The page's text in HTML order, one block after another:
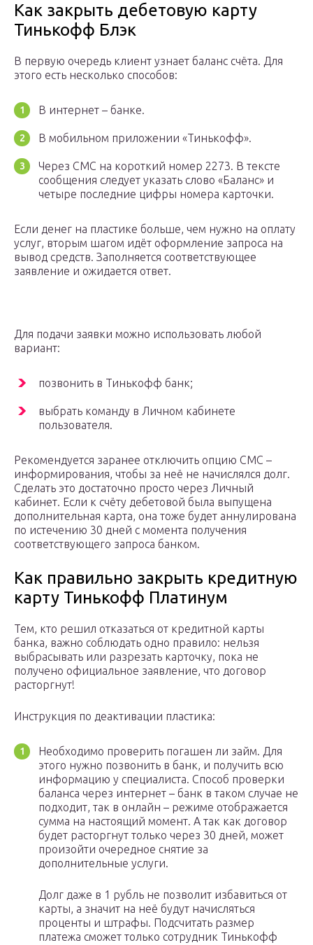
Как закрыть дебетовую карту
Тинькофф Блэк
В первую очередь клиент узнает баланс счёта. Для
этого есть несколько способов:
В интернет – банке.
В мобильном приложении «Тинькофф».
Через СМС на короткий номер 2273. В тексте
сообщения следует указать слово «Баланс» и
четыре последние цифры номера карточки.
Если денег на пластике больше, чем нужно на оплату
услуг, вторым шагом идёт оформление запроса на
вывод средств. Заполняется соответствующее
заявление и ожидается ответ.
Для подачи заявки можно использовать любой
вариант:
позвонить в Тинькофф банк;
выбрать команду в Личном кабинете
пользователя.
Рекомендуется заранее отключить опцию СМС –
информирования, чтобы за неё не начислялся долг.
Сделать это достаточно просто через Личный
кабинет. Если к счёту дебетовой была выпущена
дополнительная карта, она тоже будет аннулирована
по истечению 30 дней с момента получения
соответствующего запроса банком.
Как правильно закрыть кредитную
карту Тинькофф Платинум
Тем, кто решил отказаться от кредитной карты
банка, важно соблюдать одно правило: нельзя
выбрасывать или разрезать карточку, пока не
получено официальное заявление, что договор
расторгнут!
Инструкция по деактивации пластика:
Необходимо проверить погашен ли займ. Для
этого нужно позвонить в банк, и получить всю
информацию у специалиста. Способ проверки
баланса через интернет – банк в таком случае не
подходит, так в онлайн – режиме отображается
сумма на настоящий момент. А так как договор
будет расторгнут только через 30 дней, может
произойти очередное снятие за
дополнительные услуги.
Долг даже в 1 рубль не позволит избавиться от
карты, а значит на неё будут начисляться
проценты и штрафы. Подсчитать размер
платежа сможет только сотрудник Тинькофф